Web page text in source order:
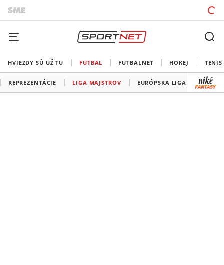
HVIEZDY SÚ UŽ TU FUTBAL FUTBALNET HOKEJ TENIS
REPREZENTÁCIE LIGA MAJSTROV EURÓPSKA LIGA